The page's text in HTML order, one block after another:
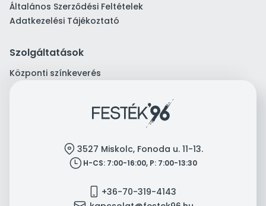
Általános Szerződési Feltételek
Adatkezelési Tájékoztató
Szolgáltatások
Központi színkeverés
location 3527 Miskolc, Fonoda u. 11-13.
clock H-CS: 7:00-16:00, P: 7:00-13:30
mobile +36-70-319-4143